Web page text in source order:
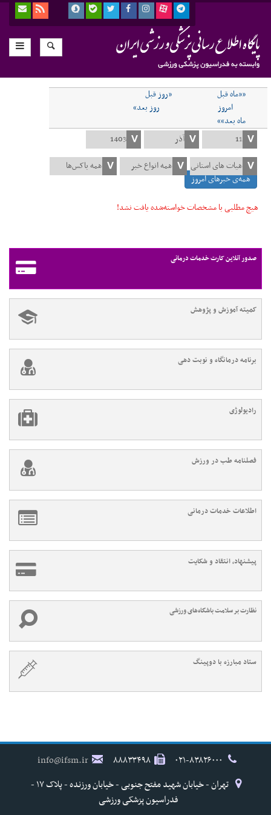
««ماه قبل
«روز قبل
امروز
روز بعد»
ماه بعد»»
همه‌ی خبرهای امروز
هیچ مطلبی با مشخصات خواسته‌شده یافت نشد!
صدور آنلاین کارت خدمات درمانی
کمیته آموزش و پژوهش
برنامه درمانگاه و نوبت دهی
رادیولوژی
فصلنامه طب در ورزش
اطلاعات خدمات درمانی
پیشنهاد، انتقاد و شکایت
نظارت بر سلامت باشگاه‌های ورزشی
ستاد مبارزه با دوپینگ
۸۸۸۳۳۴۹۸
info@ifsm.ir
تهران - خیابان شهید مفتح جنوبی - خیابان ورزنده - پلاک ۱۷ -
فدراسیون پزشکی ورزشی